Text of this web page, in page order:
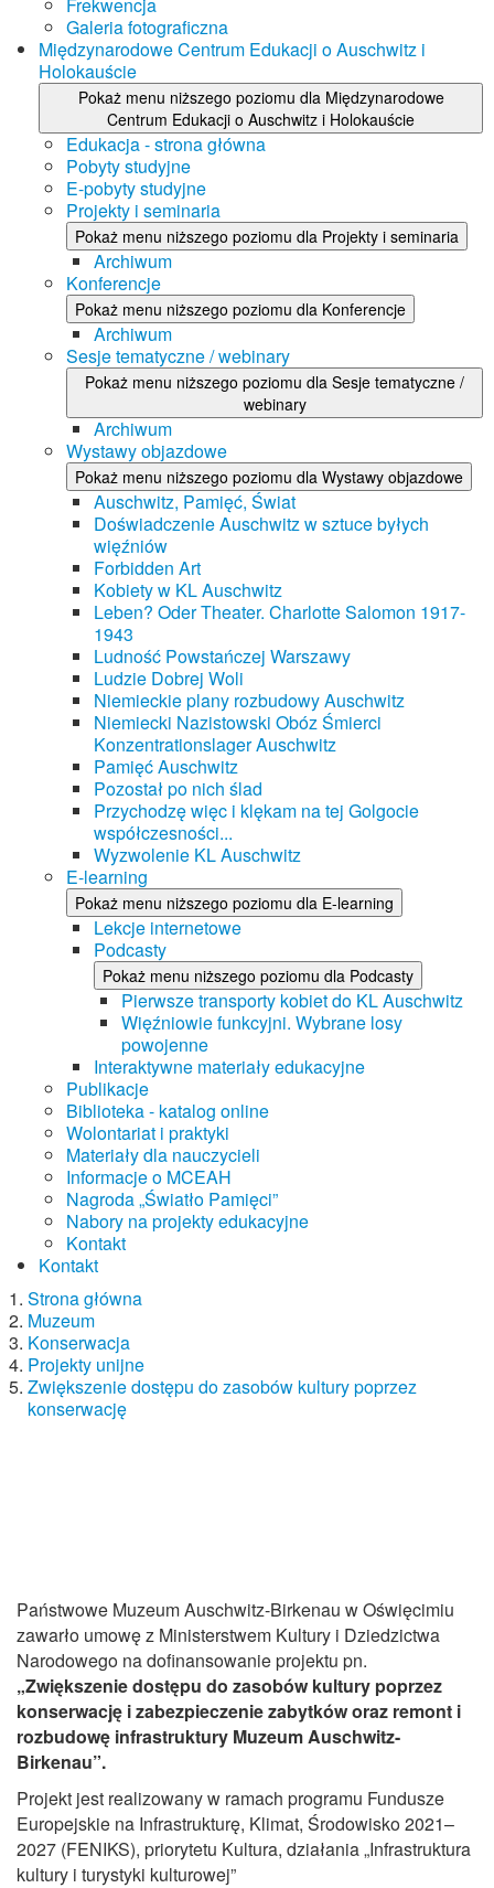
Galeria fotograficzna
Międzynarodowe Centrum Edukacji o Auschwitz i
Holokauście
Pokaż menu niższego poziomu dla Międzynarodowe
Centrum Edukacji o Auschwitz i Holokauście
Edukacja - strona główna
Pobyty studyjne
E-pobyty studyjne
Projekty i seminaria
Pokaż menu niższego poziomu dla Projekty i seminaria
Archiwum
Konferencje
Pokaż menu niższego poziomu dla Konferencje
Archiwum
Sesje tematyczne / webinary
Pokaż menu niższego poziomu dla Sesje tematyczne /
webinary
Archiwum
Wystawy objazdowe
Pokaż menu niższego poziomu dla Wystawy objazdowe
Auschwitz, Pamięć, Świat
Doświadczenie Auschwitz w sztuce byłych
więźniów
Forbidden Art
Kobiety w KL Auschwitz
Leben? Oder Theater. Charlotte Salomon 1917-
1943
Ludność Powstańczej Warszawy
Ludzie Dobrej Woli
Niemieckie plany rozbudowy Auschwitz
Niemiecki Nazistowski Obóz Śmierci
Konzentrationslager Auschwitz
Pamięć Auschwitz
Pozostał po nich ślad
Przychodzę więc i klękam na tej Golgocie
współczesności...
Wyzwolenie KL Auschwitz
E-learning
Pokaż menu niższego poziomu dla E-learning
Lekcje internetowe
Podcasty
Pokaż menu niższego poziomu dla Podcasty
Pierwsze transporty kobiet do KL Auschwitz
Więźniowie funkcyjni. Wybrane losy
powojenne
Interaktywne materiały edukacyjne
Publikacje
Biblioteka - katalog online
Wolontariat i praktyki
Materiały dla nauczycieli
Informacje o MCEAH
Nagroda „Światło Pamięci”
Nabory na projekty edukacyjne
Kontakt
Kontakt
Strona główna
Muzeum
Konserwacja
Projekty unijne
Zwiększenie dostępu do zasobów kultury poprzez
konserwację
Państwowe Muzeum Auschwitz-Birkenau w Oświęcimiu
zawarło umowę z Ministerstwem Kultury i Dziedzictwa
Narodowego na dofinansowanie projektu pn.
„Zwiększenie dostępu do zasobów kultury poprzez
konserwację i zabezpieczenie zabytków oraz remont i
rozbudowę infrastruktury Muzeum Auschwitz-
Birkenau”.
Projekt jest realizowany w ramach programu Fundusze
Europejskie na Infrastrukturę, Klimat, Środowisko 2021–
2027 (FENIKS), priorytetu Kultura, działania „Infrastruktura
kultury i turystyki kulturowej”